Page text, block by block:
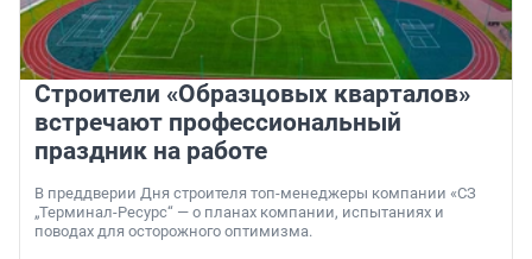
Строители «Образцовых кварталов»
встречают профессиональный
праздник на работе
В преддверии Дня строителя топ-менеджеры компании «СЗ
„Терминал-Ресурс“ — о планах компании, испытаниях и
поводах для осторожного оптимизма.